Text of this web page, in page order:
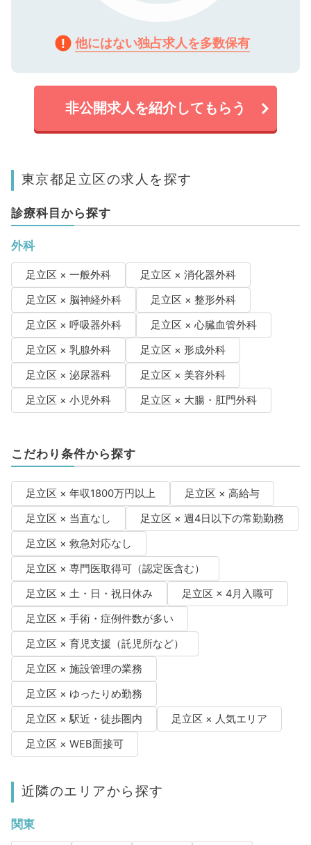
他にはない独占求人を多数保有
非公開求人を紹介してもらう
東京都足立区の求人を探す
診療科目から探す
外科
足立区 × 一般外科
足立区 × 消化器外科
足立区 × 脳神経外科
足立区 × 整形外科
足立区 × 呼吸器外科
足立区 × 心臓血管外科
足立区 × 乳腺外科
足立区 × 形成外科
足立区 × 泌尿器科
足立区 × 美容外科
足立区 × 小児外科
足立区 × 大腸・肛門外科
こだわり条件から探す
足立区 × 年収1800万円以上
足立区 × 高給与
足立区 × 当直なし
足立区 × 週4日以下の常勤勤務
足立区 × 救急対応なし
足立区 × 専門医取得可（認定医含む）
足立区 × 土・日・祝日休み
足立区 × 4月入職可
足立区 × 手術・症例件数が多い
足立区 × 育児支援（託児所など）
足立区 × 施設管理の業務
足立区 × ゆったりめ勤務
足立区 × 駅近・徒歩圏内
足立区 × 人気エリア
足立区 × WEB面接可
近隣のエリアから探す
関東